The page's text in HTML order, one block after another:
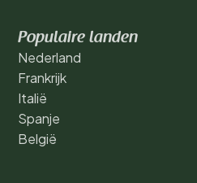
Populaire landen
Nederland
Frankrijk
Italië
Spanje
België